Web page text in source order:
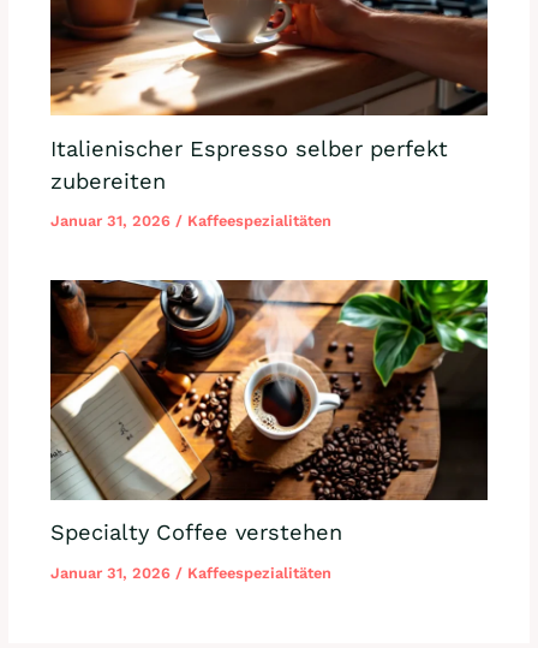
Italienischer Espresso selber perfekt
zubereiten
Januar 31, 2026 / Kaffeespezialitäten
Specialty Coffee verstehen
Januar 31, 2026 / Kaffeespezialitäten